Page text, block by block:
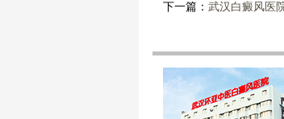
下一篇： 武汉白癜风医